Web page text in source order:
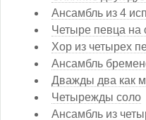
Ансамбль из 4
Четыре певца на
Хор из четырех
Ансамбль
Дважды два как
Четырежды соло
Ансамбль из